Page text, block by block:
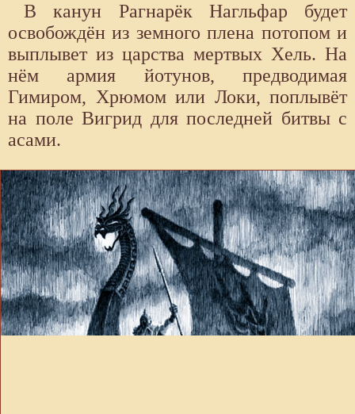
В канун Рагнарёк Нагльфар будет
освобождён из земного плена потопом и
выплывет из царства мертвых Хель. На
нём армия йотунов, предводимая
Гимиром, Хрюмом или Локи, поплывёт
на поле Вигрид для последней битвы с
асами.